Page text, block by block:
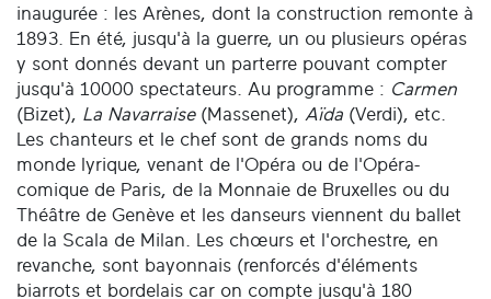
inaugurée : les Arènes, dont la construction remonte à
1893. En été, jusqu'à la guerre, un ou plusieurs opéras
y sont donnés devant un parterre pouvant compter
jusqu'à 10000 spectateurs. Au programme : Carmen
(Bizet), La Navarraise (Massenet), Aïda (Verdi), etc.
Les chanteurs et le chef sont de grands noms du
monde lyrique, venant de l'Opéra ou de l'Opéra-
comique de Paris, de la Monnaie de Bruxelles ou du
Théâtre de Genève et les danseurs viennent du ballet
de la Scala de Milan. Les chœurs et l'orchestre, en
revanche, sont bayonnais (renforcés d'éléments
biarrots et bordelais car on compte jusqu'à 180